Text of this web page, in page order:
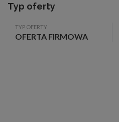
Typ oferty
TYP OFERTY
OFERTA FIRMOWA